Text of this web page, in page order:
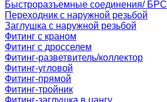
Быстроразъемные соединения/ БРС
Переходник с наружной резьбой
Заглушка с наружной резьбой
Фитинг с краном
Фитинг с дросселем
Фитинг-разветвитель/коллектор
Фитинг-угловой
Фитинг-прямой
Фитинг-тройник
Фитинг-заглушка в цангу